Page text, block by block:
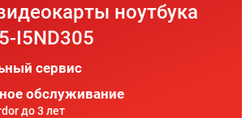
ноутбука
I5ND305
сервис
обслуживание
до 3 лет